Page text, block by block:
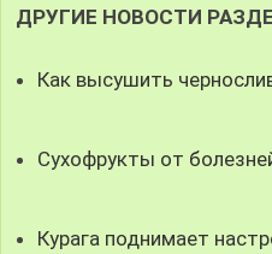
ДРУГИЕ НОВОСТИ
Как высушить
Сухофрукты от
Курага поднимает